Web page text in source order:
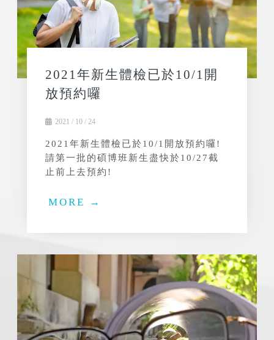
2021年新生體檢已於10/1開
放預約囉
2021 / 10 / 24
2021年新生體檢已於10/1開放預約囉!
請第一批的碩博班新生盡快於10/27截
止前上去預約!
MORE →